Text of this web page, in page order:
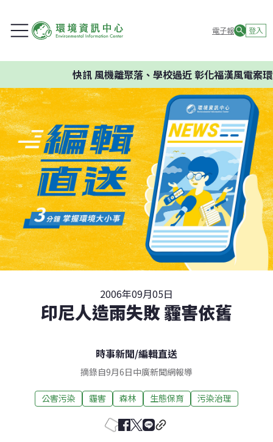
電子報 登入
快訊風機離聚落、學校過近 彰化福漢風電案環
2006年09月05日
印尼人造雨失敗 霾害依舊
時事新聞/編輯直送
摘錄自9月6日中廣新聞網報導
公害污染 霾害 森林 生態保育 污染治理